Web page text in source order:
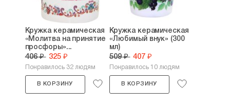
Кружка керамическая
«Молитва на принятие
просфоры»...
406 ₽ 325 ₽
Понравилось 32 людям
В КОРЗИНУ
Кружка керамическая
«Любимый внук» (300
мл)
509 ₽ 407 ₽
Понравилось 10 людям
В КОРЗИНУ